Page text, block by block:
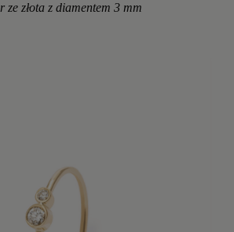
ze złota z diamentem 3 mm